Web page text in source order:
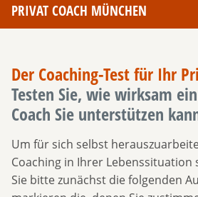
PRIVAT COACH MÜNCHEN
Der Coaching-Test für Ihr
Testen Sie, wie wirksam
Coach Sie unterstützen
Um für sich selbst
Coaching in Ihrer Lebenssituation
Sie bitte zunächst die folgenden